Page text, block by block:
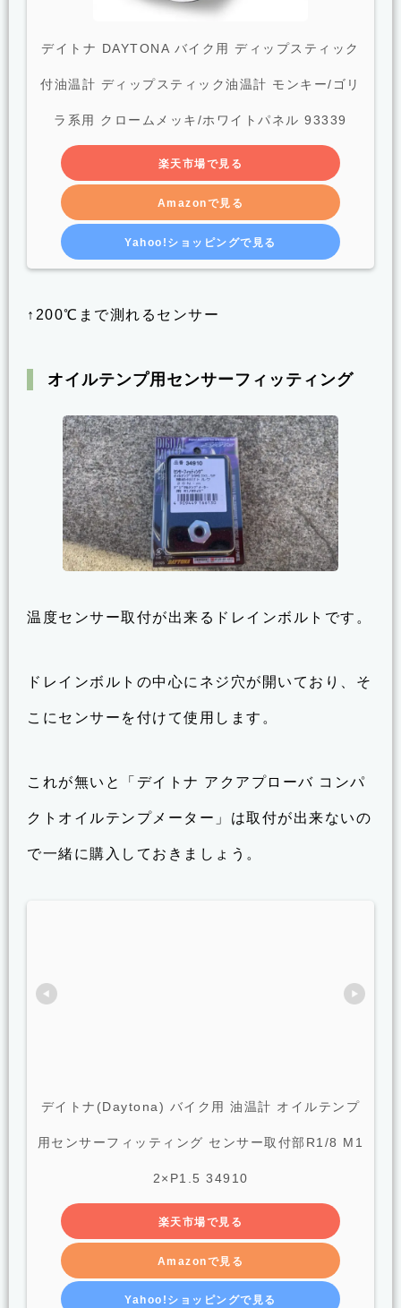
デイトナ DAYTONA バイク用 ディップスティック
付油温計 ディップスティック油温計 モンキー/ゴリ
ラ系用 クロームメッキ/ホワイトパネル 93339
楽天市場で見る
Amazonで見る
Yahoo!ショッピングで見る
↑200℃まで測れるセンサー
オイルテンプ用センサーフィッティング
温度センサー取付が出来るドレインボルトです。
ドレインボルトの中心にネジ穴が開いており、そ
こにセンサーを付けて使用します。
これが無いと「デイトナ アクアプローバ コンパ
クトオイルテンプメーター」は取付が出来ないの
で一緒に購入しておきましょう。
デイトナ(Daytona) バイク用 油温計 オイルテンプ
用センサーフィッティング センサー取付部R1/8 M1
2×P1.5 34910
楽天市場で見る
Amazonで見る
Yahoo!ショッピングで見る